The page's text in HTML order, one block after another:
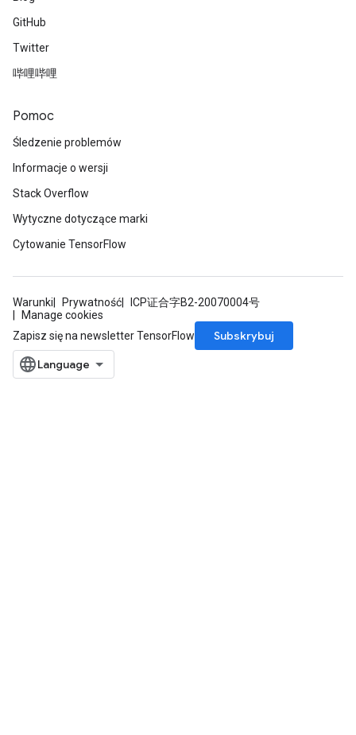
GitHub
Twitter
哔哩哔哩
Pomoc
Śledzenie problemów
Informacje o wersji
Stack Overflow
Wytyczne dotyczące marki
Cytowanie TensorFlow
Warunki Prywatność
ICP证合字B2-20070004号
Manage cookies
Zapisz się na newsletter TensorFlow
Subskrybuj